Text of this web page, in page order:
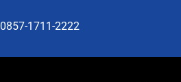
0857-1711-2222